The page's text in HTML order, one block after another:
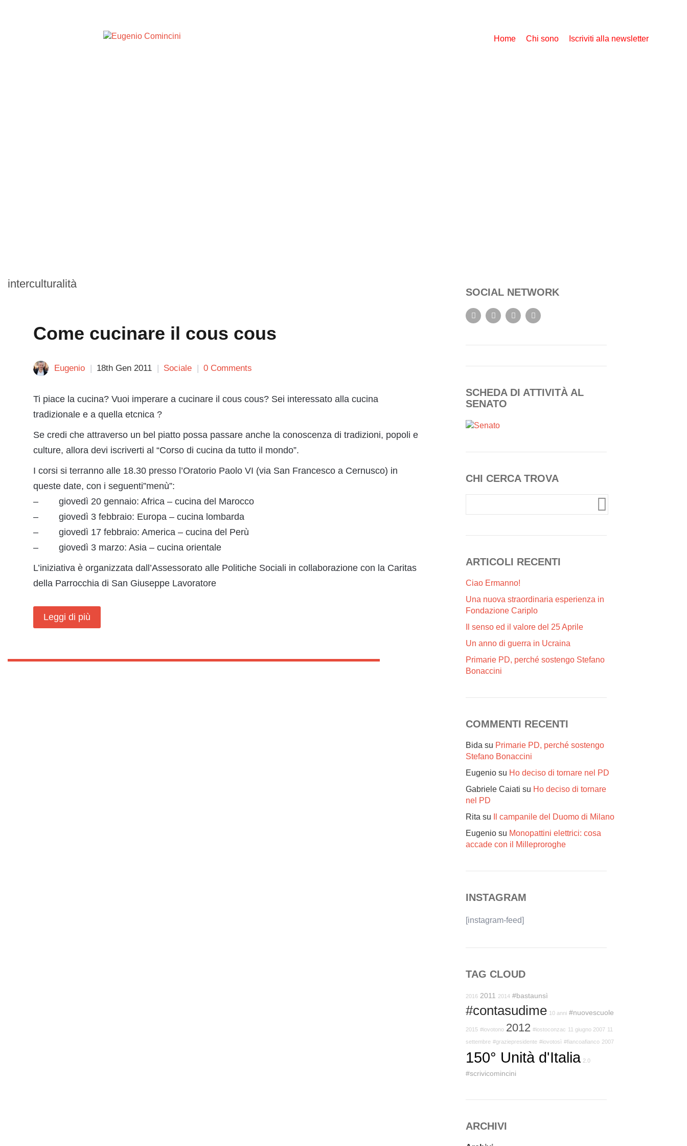
Home Chi sono Iscriviti alla newsletter
interculturalità
Come cucinare il cous cous
Eugenio 18th Gen 2011 Sociale 0 Comments
Ti piace la cucina? Vuoi imperare a cucinare il cous cous? Sei interessato alla cucina
tradizionale e a quella etcnica ?
Se credi che attraverso un bel piatto possa passare anche la conoscenza di tradizioni, popoli e
culture, allora devi iscriverti al “Corso di cucina da tutto il mondo”.
I corsi si terranno alle 18.30 presso l’Oratorio Paolo VI (via San Francesco a Cernusco) in
queste date, con i seguenti”menù”:
– giovedì 20 gennaio: Africa – cucina del Marocco
– giovedì 3 febbraio: Europa – cucina lombarda
– giovedì 17 febbraio: America – cucina del Perù
– giovedì 3 marzo: Asia – cucina orientale
L’iniziativa è organizzata dall’Assessorato alle Politiche Sociali in collaborazione con la Caritas
della Parrocchia di San Giuseppe Lavoratore
Leggi di più
SOCIAL NETWORK
SCHEDA DI ATTIVITÀ AL
SENATO
CHI CERCA TROVA
ARTICOLI RECENTI
Ciao Ermanno!
Una nuova straordinaria esperienza in
Fondazione Cariplo
Il senso ed il valore del 25 Aprile
Un anno di guerra in Ucraina
Primarie PD, perché sostengo Stefano
Bonaccini
COMMENTI RECENTI
Bida su Primarie PD, perché sostengo
Stefano Bonaccini
Eugenio su Ho deciso di tornare nel PD
Gabriele Caiati su Ho deciso di tornare
nel PD
Rita su
Il campanile del Duomo di Milano
Eugenio su Monopattini elettrici: cosa
accade con il Milleproroghe
INSTAGRAM
[instagram-feed]
TAG CLOUD
2016 2011 2014 #bastaunsì
#contasudime 10 anni #nuovescuole
2015 #iovotono 2012 #iostoconzac 11 giugno 2007 11
settembre #graziepresidente #iovotosì #fiancoafianco 2007
150° Unità d'Italia 2.0
#scrivicomincini
ARCHIVI